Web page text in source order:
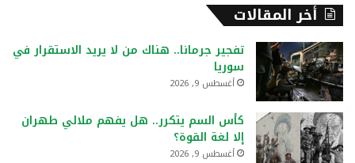
أخر المقالات
تفجير جرمانا.. هناك من لا يريد الاستقرار في
سوريا
أغسطس 9, 2026
كأس السم يتكرر.. هل يفهم ملالي طهران
إلا لغة القوة؟
أغسطس 9, 2026